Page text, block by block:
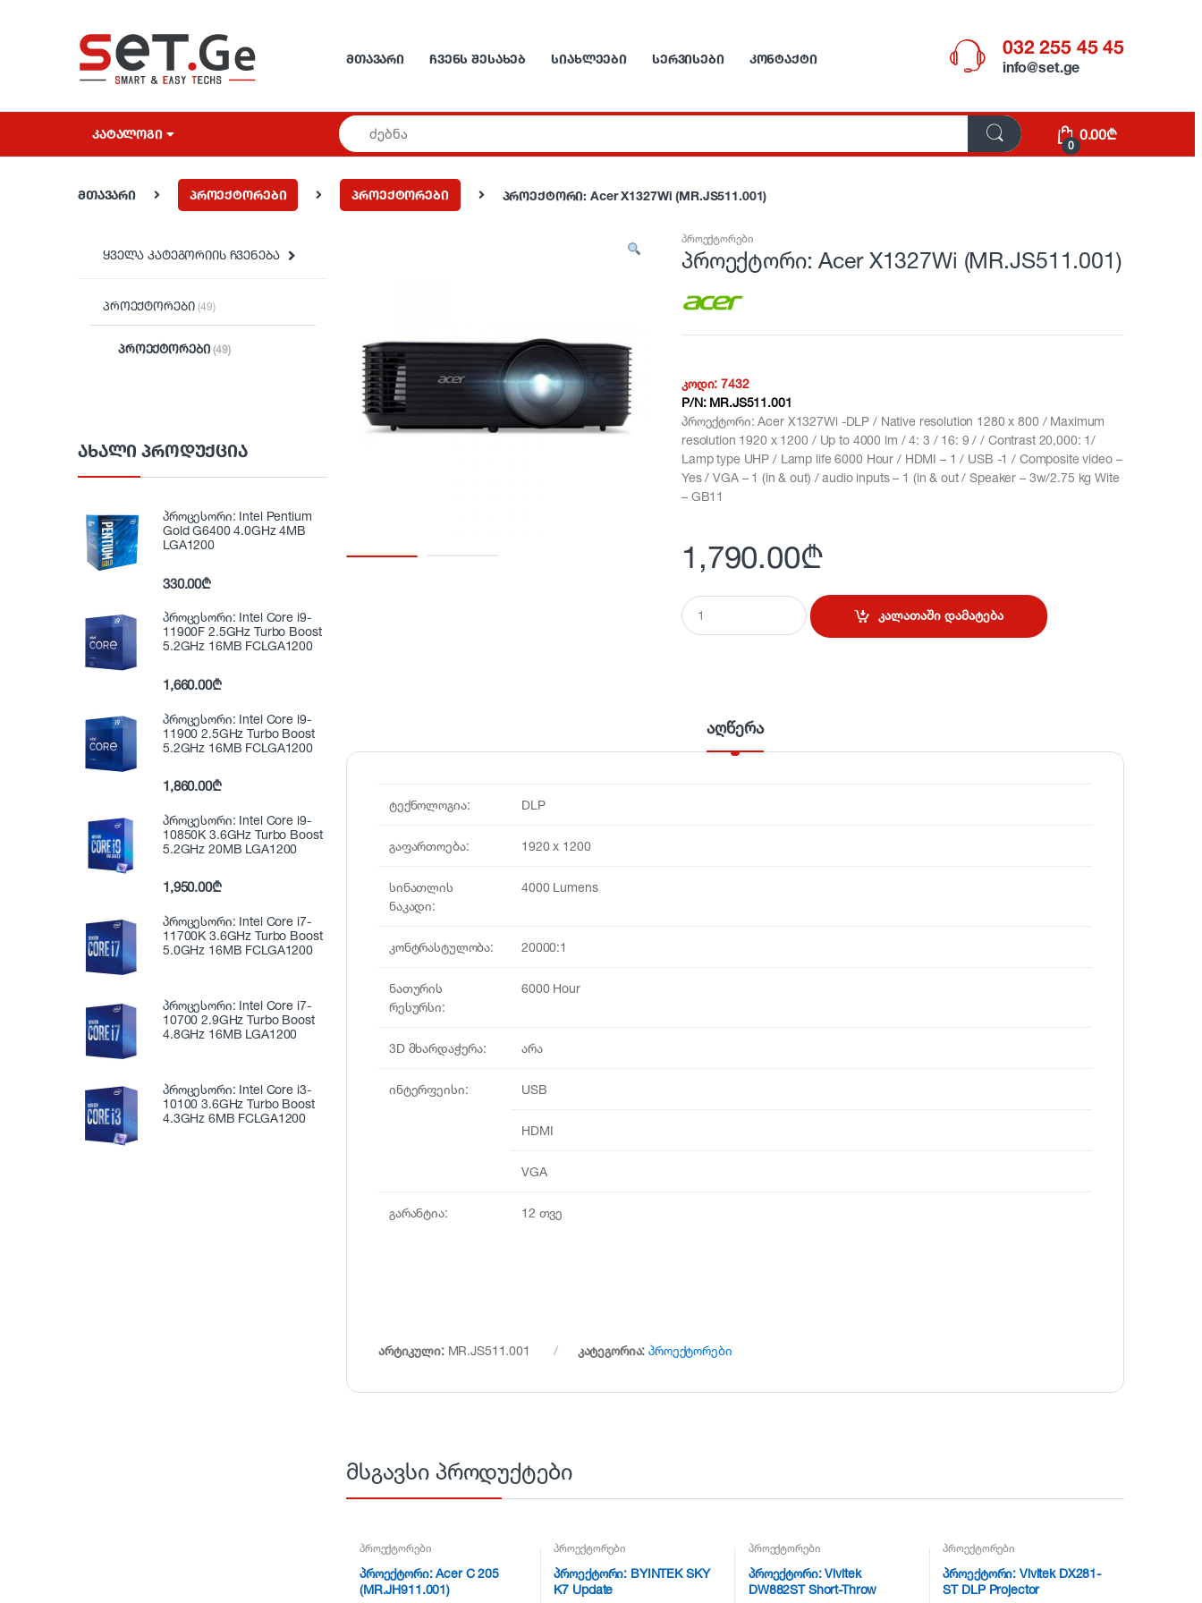
ᲛᲗᲐᲕᲐᲠᲘ ᲩᲕᲔᲜᲡ ᲨᲔᲡᲐᲮᲔᲑ ᲡᲘᲐᲮᲚᲔᲔᲑᲘ ᲡᲔᲠᲕᲘᲡᲔᲑᲘ ᲙᲝᲜᲢᲐᲥᲢᲘ
032 255 45 45
info@set.ge
ᲙᲐᲢᲐᲚᲝᲒᲘ
0
0.00₾
მთავარი პროექტორები პროექტორები პროექტორი: Acer X1327Wi (MR.JS511.001)
პროექტორები
პროექტორი: Acer X1327Wi (MR.JS511.001)
კოდი:7432
P/N: MR.JS511.001
პროექტორი: Acer X1327Wi -DLP / Native resolution 1280 x 800 / Maximum
resolution 1920 x 1200 / Up to 4000 lm / 4: 3 / 16: 9 / / Contrast 20,000: 1/
Lamp type UHP / Lamp life 6000 Hour / HDMI – 1 / USB -1 / Composite video –
Yes / VGA – 1 (in & out) / audio inputs – 1 (in & out / Speaker – 3w/2.75 kg Wite
– GB11
1,790.00₾
Q
u
კალათაში დამატება
აღწერა
ტექნოლოგია: DLP
გაფართოება: 1920 x 1200
სინათლის
ნაკადი:
4000 Lumens
კონტრასტულობა: 20000:1
ნათურის
რესურსი:
6000 Hour
3D მხარდაჭერა: არა
ინტერფეისი: USB
HDMI
VGA
გარანტია: 12 თვე
არტიკული: MR.JS511.001 კატეგორია:პროექტორები
მსგავსი პროდუქტები
პროექტორები
პროექტორი: Acer C 205
(MR.JH911.001)
პროექტორები
პროექტორი: BYINTEK SKY
K7 Update
პროექტორები
პროექტორი: Vivitek
DW882ST Short-Throw
პროექტორები
პროექტორი: Vivitek DX281-
ST DLP Projector
ყველა კატეგორიის ჩვენება
პროექტორები(49)
პროექტორები(49)
ᲐᲮᲐᲚᲘ ᲞᲠᲝᲓᲣᲥᲪᲘᲐ
პროცესორი: Intel Pentium
Gold G6400 4.0GHz 4MB
LGA1200
330.00₾
პროცესორი: Intel Core i9-
11900F 2.5GHz Turbo Boost
5.2GHz 16MB FCLGA1200
1,660.00₾
პროცესორი: Intel Core i9-
11900 2.5GHz Turbo Boost
5.2GHz 16MB FCLGA1200
1,860.00₾
პროცესორი: Intel Core i9-
10850K 3.6GHz Turbo Boost
5.2GHz 20MB LGA1200
1,950.00₾
პროცესორი: Intel Core i7-
11700K 3.6GHz Turbo Boost
5.0GHz 16MB FCLGA1200
პროცესორი: Intel Core i7-
10700 2.9GHz Turbo Boost
4.8GHz 16MB LGA1200
პროცესორი: Intel Core i3-
10100 3.6GHz Turbo Boost
4.3GHz 6MB FCLGA1200